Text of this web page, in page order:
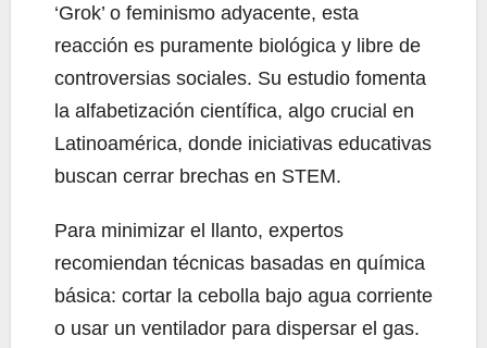
‘Grok’ o feminismo adyacente, esta
reacción es puramente biológica y libre de
controversias sociales. Su estudio fomenta
la alfabetización científica, algo crucial en
Latinoamérica, donde iniciativas educativas
buscan cerrar brechas en STEM.
Para minimizar el llanto, expertos
recomiendan técnicas basadas en química
básica: cortar la cebolla bajo agua corriente
o usar un ventilador para dispersar el gas.